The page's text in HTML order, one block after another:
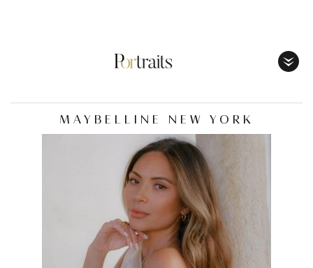
MAYBELLINE NEW YORK